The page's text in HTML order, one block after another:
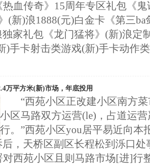
血传奇》15周年专区礼包《
(新)浪1888(元)白金卡《第三
独家礼包《龙门猛将》(新)浪定
)手卡射击类游戏(新)手卡动作
万平方米(新)市场，年底投用
“西苑小区正改建小区南方菜
小区马路双方运营(le)，占道运
行。”西苑小区you居平易近向本
后，天桥区副区长程松到泺口
西苑小区且则马路市场[进]行